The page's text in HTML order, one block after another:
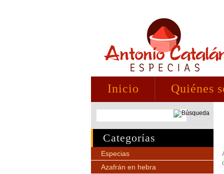
Inicio Quiénes
Categorías
Especias
Azafrán en hebra